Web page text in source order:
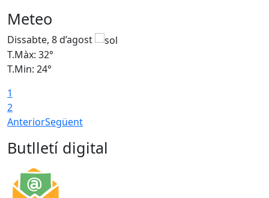
Meteo
Dissabte, 8 d’agost
T.Màx: 32°
T.Min: 24°
1
2
AnteriorSegüent
Butlletí digital